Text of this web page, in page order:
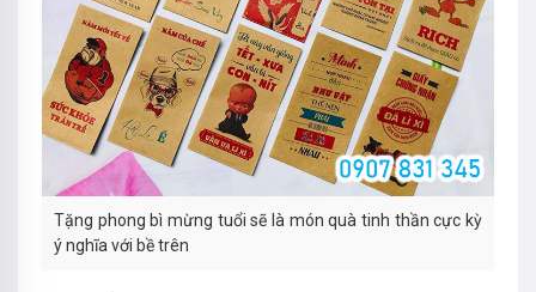
Tặng phong bì mừng tuổi sẽ là món quà tinh thần cực kỳ
ý nghĩa với bề trên